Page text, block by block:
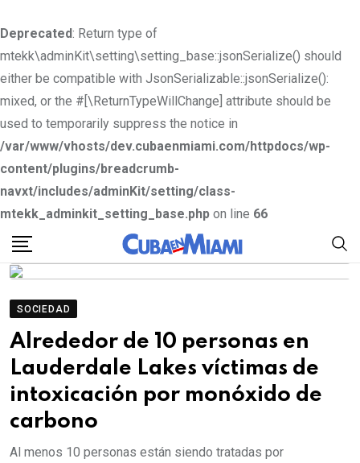
Deprecated: Return type of
mtekk\adminKit\setting\setting_base::jsonSerialize() should
either be compatible with JsonSerializable::jsonSerialize():
mixed, or the #[\ReturnTypeWillChange] attribute should be
used to temporarily suppress the notice in
/var/www/vhosts/dev.cubaenmiami.com/httpdocs/wp-
content/plugins/breadcrumb-
navxt/includes/adminKit/setting/class-
mtekk_adminkit_setting_base.php on line 66
SOCIEDAD
Alrededor de 10 personas en
Lauderdale Lakes víctimas de
intoxicación por monóxido de
carbono
Al menos 10 personas están siendo tratadas por